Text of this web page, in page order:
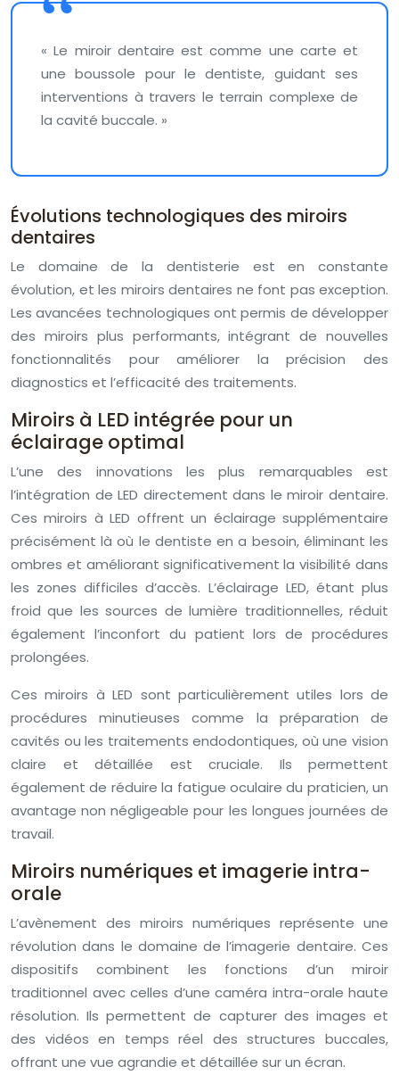
« Le miroir dentaire est comme une carte et
une boussole pour le dentiste, guidant ses
interventions à travers le terrain complexe de
la cavité buccale. »
Évolutions technologiques des miroirs
dentaires
Le domaine de la dentisterie est en constante
évolution, et les miroirs dentaires ne font pas exception.
Les avancées technologiques ont permis de développer
des miroirs plus performants, intégrant de nouvelles
fonctionnalités pour améliorer la précision des
diagnostics et l’efficacité des traitements.
Miroirs à LED intégrée pour un
éclairage optimal
L’une des innovations les plus remarquables est
l’intégration de LED directement dans le miroir dentaire.
Ces miroirs à LED offrent un éclairage supplémentaire
précisément là où le dentiste en a besoin, éliminant les
ombres et améliorant significativement la visibilité dans
les zones difficiles d’accès. L’éclairage LED, étant plus
froid que les sources de lumière traditionnelles, réduit
également l’inconfort du patient lors de procédures
prolongées.
Ces miroirs à LED sont particulièrement utiles lors de
procédures minutieuses comme la préparation de
cavités ou les traitements endodontiques, où une vision
claire et détaillée est cruciale. Ils permettent
également de réduire la fatigue oculaire du praticien, un
avantage non négligeable pour les longues journées de
travail.
Miroirs numériques et imagerie intra-
orale
L’avènement des miroirs numériques représente une
révolution dans le domaine de l’imagerie dentaire. Ces
dispositifs combinent les fonctions d’un miroir
traditionnel avec celles d’une caméra intra-orale haute
résolution. Ils permettent de capturer des images et
des vidéos en temps réel des structures buccales,
offrant une vue agrandie et détaillée sur un écran.